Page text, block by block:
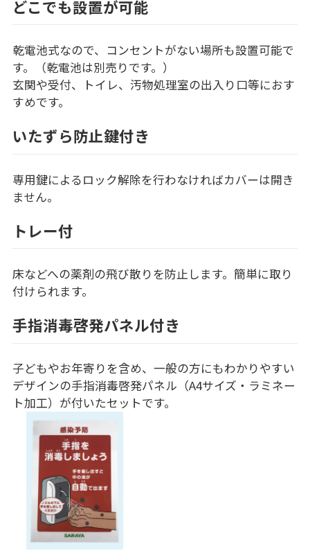
どこでも設置が可能
乾電池式なので、コンセントがない場所も設置可能で
す。（乾電池は別売りです。）
玄関や受付、トイレ、汚物処理室の出入り口等におす
すめです。
いたずら防止鍵付き
専用鍵によるロック解除を行わなければカバーは開き
ません。
トレー付
床などへの薬剤の飛び散りを防止します。簡単に取り
付けられます。
手指消毒啓発パネル付き
子どもやお年寄りを含め、一般の方にもわかりやすい
デザインの手指消毒啓発パネル（A4サイズ・ラミネー
ト加工）が付いたセットです。